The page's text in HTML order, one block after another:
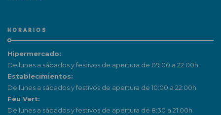
HORARIOS
Hipermercado:
De lunes a sábados y festivos de apertura de 09:00 a 22:00h.
Establecimientos:
De lunes a sábados y festivos de apertura de 10:00 a 22:00h.
Feu Vert:
De lunes a sábados y festivos de apertura de 8:30 a 21:00h.